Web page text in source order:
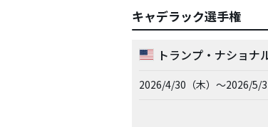
キャデラック選手権
トランプ・ナショナ
2026/4/30（木）～2026/5/3